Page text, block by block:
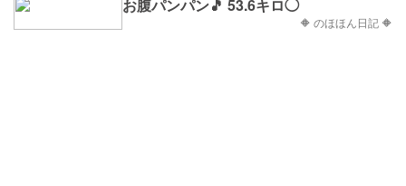
お腹パンパン🎵 53.6キロ◯
🔶 のほほん日記 🔶